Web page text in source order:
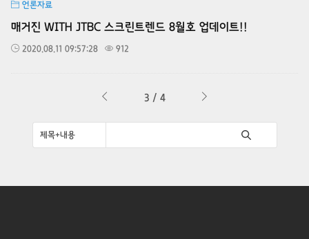
언론자료
매거진 WITH JTBC 스크린트렌드 8월호 업데이트!!
2020.08.11 09:57:28 912
3 / 4